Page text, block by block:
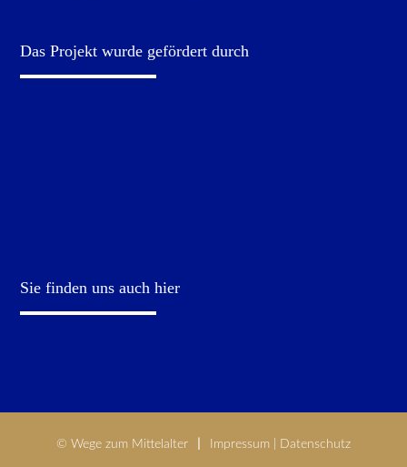
Das Projekt wurde gefördert durch
Sie finden uns auch hier
© Wege zum Mittelalter Impressum Datenschutz